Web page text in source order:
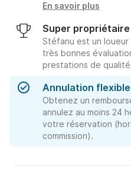
En savoir plus
Super propriétaire
Stéfanu est un
très bonnes
prestations de
Annulation flexible
Obtenez un
annulez au moins 24
votre réservation
commission).